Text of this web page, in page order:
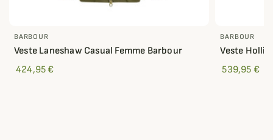
BARBOUR
Veste Laneshaw Casual Femme Barbour
424,95 €
BARBOUR
Veste
539,95 €